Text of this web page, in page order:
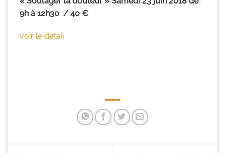
9h à 12h30 / 40 €
voir le détail